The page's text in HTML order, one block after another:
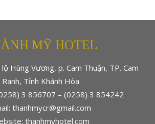
MỸ HOTEL
Hùng Vương, p. Cam Thuận, TP. Cam
Ranh, Tỉnh Khánh Hòa
3 856707 – (0258) 3 854242
thanhmycr@gmail.com
thanhmyhotel.com